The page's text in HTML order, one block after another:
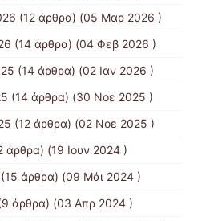
(12 άρθρα) (05 Μαρ 2026 )
(14 άρθρα) (04 Φεβ 2026 )
(14 άρθρα) (02 Ιαν 2026 )
(14 άρθρα) (30 Νοε 2025 )
(12 άρθρα) (02 Νοε 2025 )
άρθρα) (19 Ιουν 2024 )
(15 άρθρα) (09 Μάι 2024 )
άρθρα) (03 Απρ 2024 )